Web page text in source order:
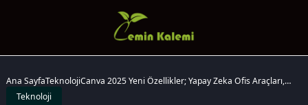
Ana SayfaTeknolojiCanva 2025 Yeni Özellikler; Yapay Zeka Ofis Araçları,
Teknoloji